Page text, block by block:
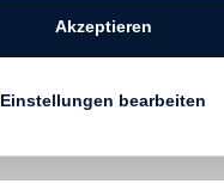
Akzeptieren
Einstellungen bearbeiten